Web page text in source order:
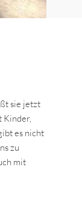
sie jetzt
Kinder,
es nicht
zu
mit